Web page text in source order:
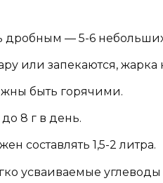
дробным — 5-6
или запекаются, жарка
быть горячими.
8 г в день.
составлять 1,5-2 литра.
усваиваемые